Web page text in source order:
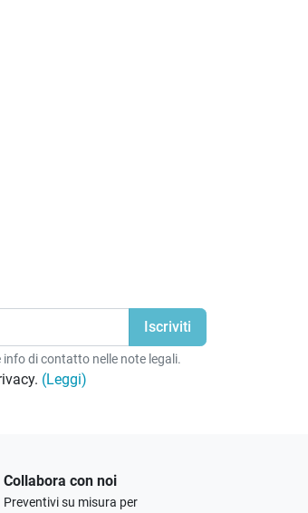
di contatto nelle note legali.
(Leggi)
Collabora con noi
Preventivi su misura per